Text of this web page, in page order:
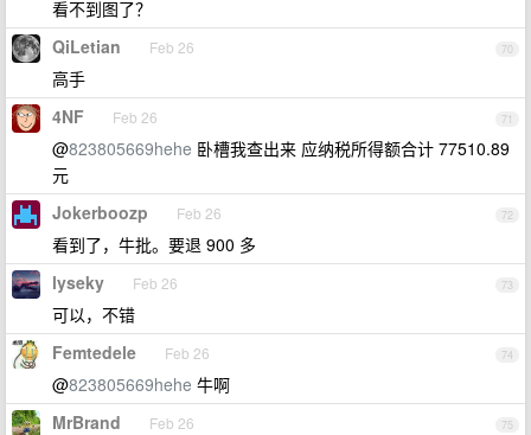
看不到图了？
70
QiLetian Feb 26
高手
71
4NF Feb 26
@823805669hehe 卧槽我查出来 应纳税所得额合计 77510.89
元
72
Jokerboozp Feb 26
看到了，牛批。要退 900 多
73
lyseky Feb 26
可以，不错
74
Femtedele Feb 26
@823805669hehe 牛啊
75
MrBrand Feb 26